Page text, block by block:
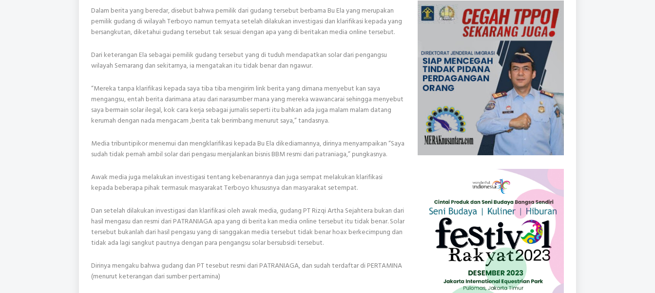
Dalam berita yang beredar, disebut bahwa pemilik dari gudang tersebut berbama Bu Ela yang merupakan
pemilik gudang di wilayah Terboyo namun ternyata setelah dilakukan investigasi dan klarifikasi kepada yang
bersangkutan, diketahui gudang tersebut tak sesuai dengan apa yang di beritakan media online tersebut.
Dari keterangan Ela sebagai pemilik gudang tersebut yang di tuduh mendapatkan solar dari pengangsu
wilayah Semarang dan sekitarnya, ia mengatakan itu tidak benar dan ngawur.
“Mereka tanpa klarifikasi kepada saya tiba tiba mengirim link berita yang dimana menyebut kan saya
mengangsu, entah berita darimana atau dari narasumber mana yang mereka wawancarai sehingga menyebut
saya bermain solar ilegal, kok cara kerja sebagai jurnalis seperti itu bahkan ada juga malam malam datang
kerumah dengan nada mengacam ,berita tak berimbang menurut saya,” tandasnya.
Media tribuntipikor menemui dan mengklarifikasi kepada Bu Ela dikediamannya, dirinya menyampaikan “Saya
sudah tidak pernah ambil solar dari pengasu menjalankan bisnis BBM resmi dari patraniaga,” pungkasnya.
Awak media juga melakukan investigasi tentang kebenarannya dan juga sempat melakukan klarifikasi
kepada beberapa pihak termasuk masyarakat Terboyo khususnya dan masyarakat setempat.
Dan setelah dilakukan investigasi dan klarifikasi oleh awak media, gudang PT Rizqi Artha Sejahtera bukan dari
hasil mengasu dan resmi dari PATRANIAGA apa yang di berita kan media online tersebut itu tidak benar. Solar
tersebut bukanlah dari hasil pengasu yang di sanggakan media tersebut tidak benar hoax berkecimpung dan
tidak ada lagi sangkut pautnya dengan para pengangsu solar bersubsidi tersebut.
Dirinya mengaku bahwa gudang dan PT tesebut resmi dari PATRANIAGA, dan sudah terdaftar di PERTAMINA
(menurut keterangan dari sumber pertamina)